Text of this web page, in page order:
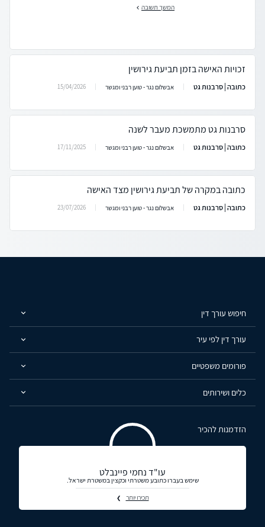
המשך תשובה
זכויות האישה בזמן תביעת גירושין
כתובה | סרבנות גט אבשלום נגר - טוען רבני ומגשר 15/04/2026
סרבנות גט מתמשכת מעבר לשנה
כתובה | סרבנות גט אבשלום נגר - טוען רבני ומגשר 17/11/2025
כתובה במקרה של תביעת גירושין מצד האישה
כתובה | סרבנות גט אבשלום נגר - טוען רבני ומגשר 23/07/2026
חיפוש עורך דין
עורך דין לפי עיר
פורומים משפטיים
כלים ושירותים
הזדמנות להכיר
עו"ד נחמי פיינבלט
שימש בעברו כתובע משטרתי וכקצין במשטרת ישראל.
תכירו יותר